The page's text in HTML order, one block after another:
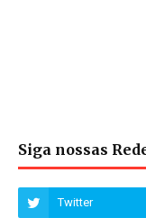
Siga nossas